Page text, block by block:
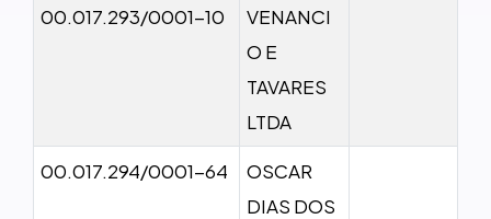
00.017.293/0001-10
VENANCI
O E
TAVARES
LTDA
00.017.294/0001-64
OSCAR
DIAS DOS